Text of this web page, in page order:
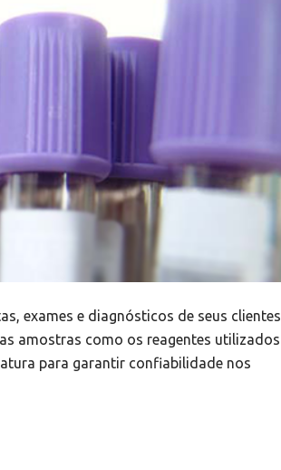
exames e diagnósticos de seus clientes
amostras como os reagentes utilizados
para garantir confiabilidade nos